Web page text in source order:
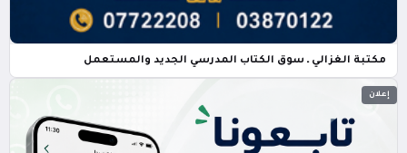
مكتبة الغزالي ـ سوق الكتاب المدرسي الجديد والمستعمل
إعلان